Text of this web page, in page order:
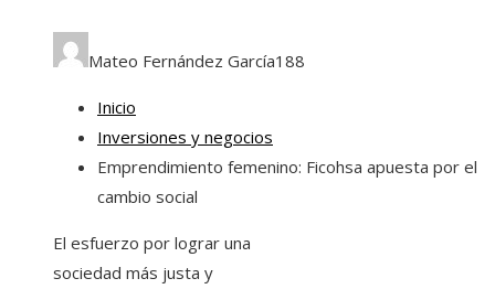
Mateo Fernández García188
Inicio
Inversiones y negocios
Emprendimiento femenino: Ficohsa apuesta por el
cambio social
El esfuerzo por lograr una
sociedad más justa y